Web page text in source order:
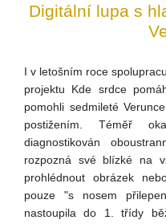
Digitální lupa s
I v letošním roce
projektu Kde srdce
pomohli sedmileté
postižením. Téměř
diagnostikován
rozpozná své blízké na
prohlédnout obrázek
pouze "s nosem
nastoupila do 1. třídy